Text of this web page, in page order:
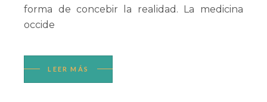
forma de concebir la realidad. La medicina
occide
LEER MÁS